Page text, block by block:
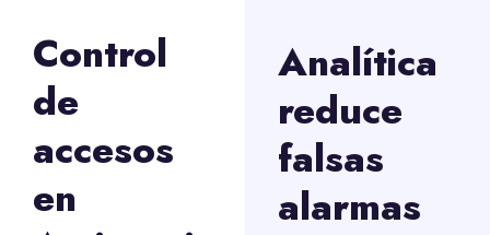
Control
de
accesos
en
Analítica
reduce
falsas
alarmas